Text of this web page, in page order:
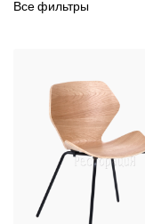
Все фильтры